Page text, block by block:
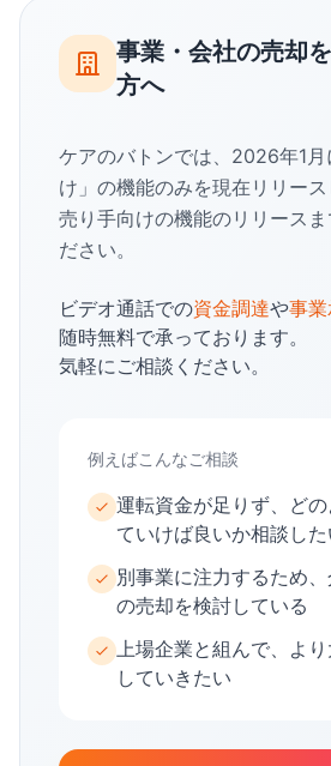
事業・会社の売却
方へ
ケアのバトンでは、2026年1月
け」の機能のみを現在リリース
売り手向けの機能のリリースま
ださい。
ビデオ通話での資金調達や事
随時無料で承っております。
気軽にご相談ください。
例えばこんなご相談
運転資金が足りず、ど
ていけば良いか相談した
別事業に注力するため
の売却を検討している
上場企業と組んで、よ
していきたい